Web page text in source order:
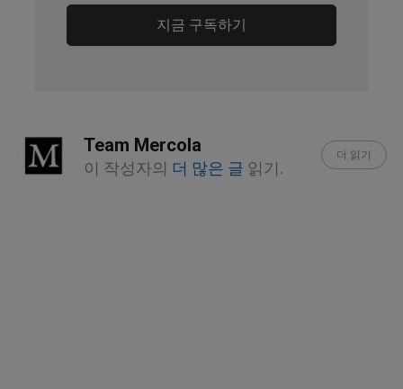
Chemistry, 2008;56(15)
U.S. Department of Agriculture, Lemon
Peel, Raw
지금 구독하기
Team Mercola
이 작성자의 더 많은 글 읽기.
더 읽기